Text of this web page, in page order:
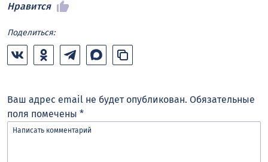
Нравится
Поделиться:
Ваш адрес email не будет опубликован. Обязательные
поля помечены *